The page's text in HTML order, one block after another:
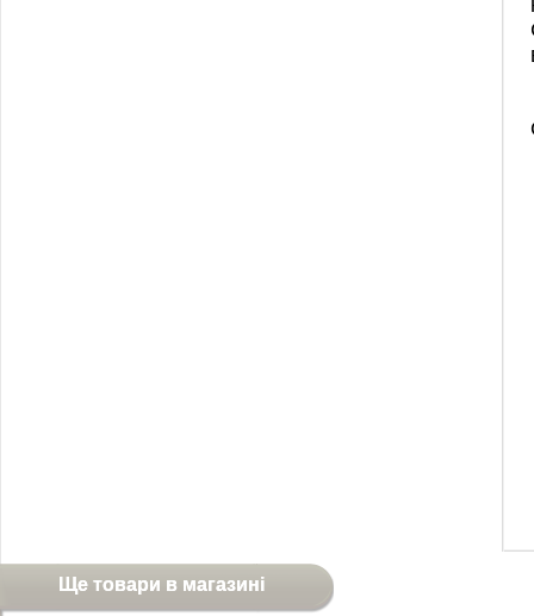
Ще товари в магазині